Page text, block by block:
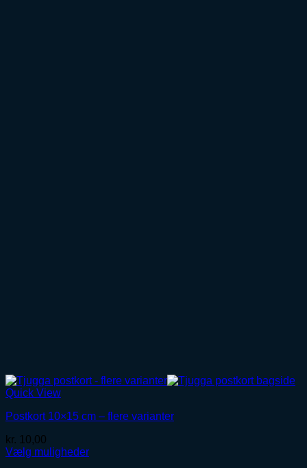
Quick View
Postkort 10×15 cm – flere varianter
kr. 10,00
Vælg muligheder